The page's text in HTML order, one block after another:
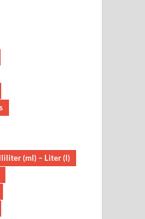
(ml) – Liter (l)